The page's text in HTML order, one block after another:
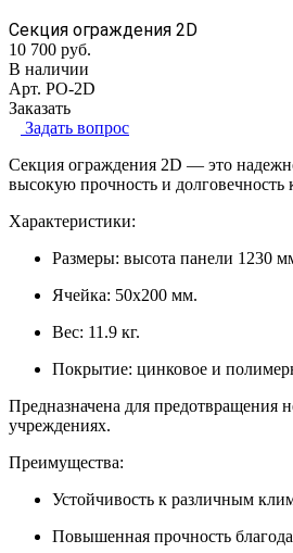
Секция ограждения 2D
10 700 руб.
В наличии
Арт. PO-2D
Заказать
Задать вопрос
Секция ограждения 2D — это
высокую прочность и долговечность
Характеристики:
Размеры: высота панели 1230
Ячейка: 50x200 мм.
Вес: 11.9 кг.
Покрытие: цинковое и
Предназначена для предотвращения
учреждениях.
Преимущества:
Устойчивость к различным
Повышенная прочность